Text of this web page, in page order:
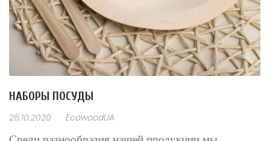
НАБОРЫ ПОСУДЫ
26.10.2020 EcowoodUA